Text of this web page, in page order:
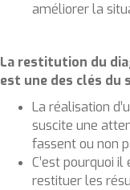
améliorer la
La restitution du
est une des clés du
La réalisation
suscite une
fassent ou non
C’est pourquoi
restituer les